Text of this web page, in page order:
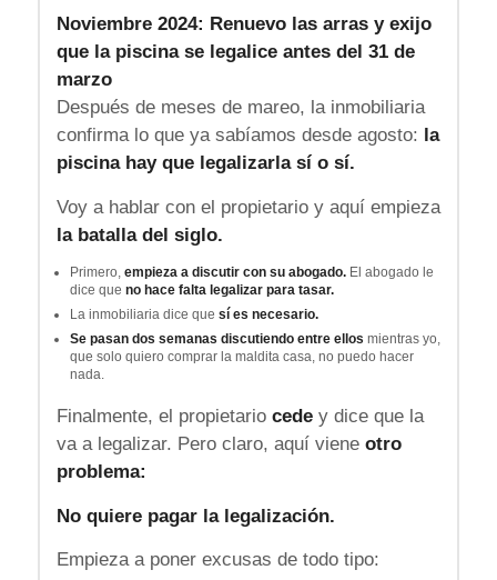
Noviembre 2024: Renuevo las arras y exijo
que la piscina se legalice antes del 31 de
marzo
Después de meses de mareo, la inmobiliaria
confirma lo que ya sabíamos desde agosto: la
piscina hay que legalizarla sí o sí.
Voy a hablar con el propietario y aquí empieza
la batalla del siglo.
Primero, empieza a discutir con su abogado.El abogado le
dice que no hace falta legalizar para tasar.
La inmobiliaria dice que sí es necesario.
Se pasan dos semanas discutiendo entre ellos mientras yo,
que solo quiero comprar la maldita casa, no puedo hacer
nada.
Finalmente, el propietario cedey dice que la
va a legalizar. Pero claro, aquí viene otro
problema:
No quiere pagar la legalización.
Empieza a poner excusas de todo tipo: